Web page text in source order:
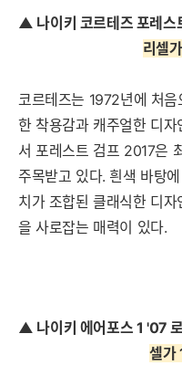
▲ 나이키 코르테즈 포레스
리셀
코르테즈는 1972년에 처
한 착용감과 캐주얼한 디
서 포레스트 검프 2017은
주목받고 있다. 흰색 바탕
치가 조합된 클래식한 디
을 사로잡는 매력이 있다.
▲ 나이키 에어포스 1 '07
셀